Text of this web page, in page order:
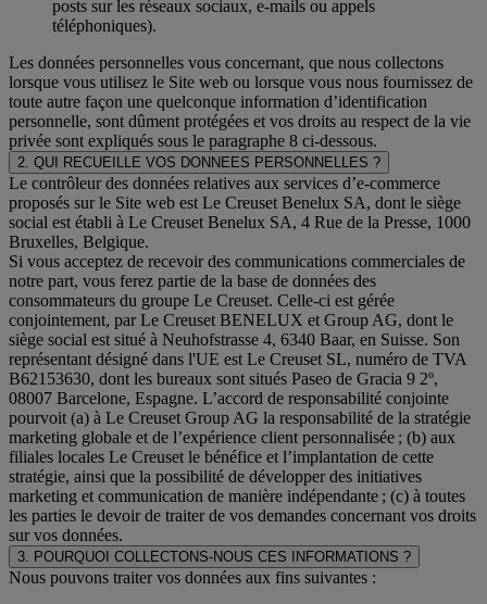
posts sur les réseaux sociaux, e-mails ou appels
téléphoniques).
Les données personnelles vous concernant, que nous collectons
lorsque vous utilisez le Site web ou lorsque vous nous fournissez de
toute autre façon une quelconque information d’identification
personnelle, sont dûment protégées et vos droits au respect de la vie
privée sont expliqués sous le paragraphe 8 ci-dessous.
2. QUI RECUEILLE VOS DONNEES PERSONNELLES ?
Le contrôleur des données relatives aux services d’e-commerce
proposés sur le Site web est Le Creuset Benelux SA, dont le siège
social est établi à Le Creuset Benelux SA, 4 Rue de la Presse, 1000
Bruxelles, Belgique.
Si vous acceptez de recevoir des communications commerciales de
notre part, vous ferez partie de la base de données des
consommateurs du groupe Le Creuset. Celle-ci est gérée
conjointement, par Le Creuset BENELUX et Group AG, dont le
siège social est situé à Neuhofstrasse 4, 6340 Baar, en Suisse. Son
représentant désigné dans l'UE est Le Creuset SL, numéro de TVA
B62153630, dont les bureaux sont situés Paseo de Gracia 9 2º,
08007 Barcelone, Espagne. L’accord de responsabilité conjointe
pourvoit (a) à Le Creuset Group AG la responsabilité de la stratégie
marketing globale et de l’expérience client personnalisée ; (b) aux
filiales locales Le Creuset le bénéfice et l’implantation de cette
stratégie, ainsi que la possibilité de développer des initiatives
marketing et communication de manière indépendante ; (c) à toutes
les parties le devoir de traiter de vos demandes concernant vos droits
sur vos données.
3. POURQUOI COLLECTONS-NOUS CES INFORMATIONS ?
Nous pouvons traiter vos données aux fins suivantes :